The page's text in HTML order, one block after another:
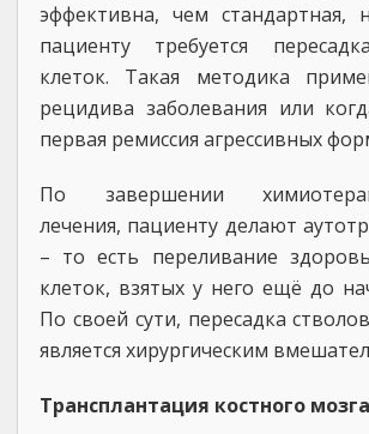
эффективна, чем стандартная,
пациенту требуется
клеток. Такая методика
рецидива заболевания или
первая ремиссия агрессивных
По завершении
лечения, пациенту делают
– то есть переливание
клеток, взятых у него ещё до
По своей сути, пересадка
является хирургическим
Трансплантация костного мозга